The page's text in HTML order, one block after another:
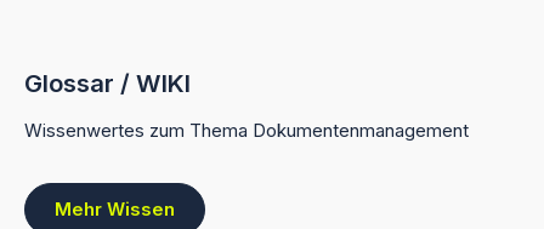
Glossar / WIKI
Wissenwertes zum Thema Dokumentenmanagement
Mehr Wissen